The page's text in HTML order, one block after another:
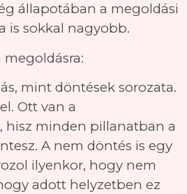
állapotában a megoldási
is sokkal nagyobb.
megoldásra:
mint döntések sorozata.
Ott van a
minden pillanatban a
A nem döntés is egy
ilyenkor, hogy nem
adott helyzetben ez